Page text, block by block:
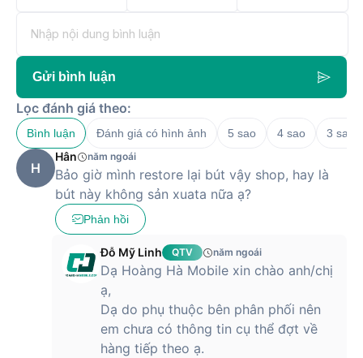
được hỗ trợ. Chúng tôi đang có hai hình thức mua hàng: mua
hàng trực tiếp tại cửa hàng hoặc đặt hàng online qua
website bán hàng của Hoàng Hà Mobile. Đội ngũ chúng tôi
sẽ trực tiếp giao hàng miễn phí cho khách hàng tận nhà.
Gửi bình luận
Lọc đánh giá theo:
Bình luận Đánh giá có hình ảnh 5 sao 4 sao 3 sao
H
Hân năm ngoái
Bảo giờ mình restore lại bút vậy shop, hay là
bút này không sản xuata nữa ạ?
Phản hồi
Đỗ Mỹ Linh QTV năm ngoái
Dạ Hoàng Hà Mobile xin chào anh/chị
ạ,
Dạ do phụ thuộc bên phân phối nên
em chưa có thông tin cụ thể đợt về
hàng tiếp theo ạ.